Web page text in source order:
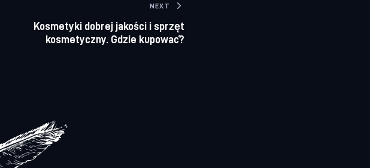
NEXT
Kosmetyki dobrej jakości i sprzęt
kosmetyczny. Gdzie kupować?